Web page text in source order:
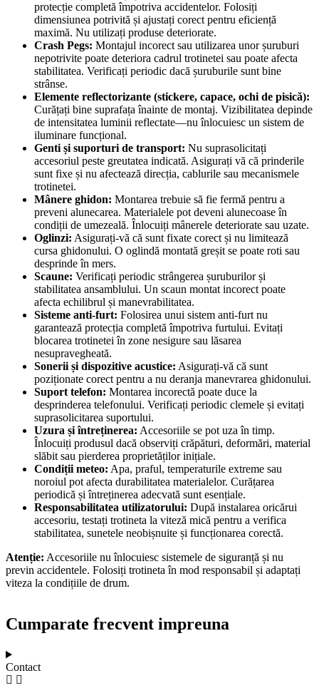
protecție completă împotriva accidentelor. Folosiți
dimensiunea potrivită și ajustați corect pentru eficiență
maximă. Nu utilizați produse deteriorate.
Crash Pegs: Montajul incorect sau utilizarea unor șuruburi
nepotrivite poate deteriora cadrul trotinetei sau poate afecta
stabilitatea. Verificați periodic dacă șuruburile sunt bine
strânse.
Elemente reflectorizante (stickere, capace, ochi de pisică):
Curățați bine suprafața înainte de montaj. Vizibilitatea depinde
de intensitatea luminii reflectate—nu înlocuiesc un sistem de
iluminare funcțional.
Genti și suporturi de transport: Nu suprasolicitați
accesoriul peste greutatea indicată. Asigurați vă că prinderile
sunt fixe și nu afectează direcția, cablurile sau mecanismele
trotinetei.
Mânere ghidon: Montarea trebuie să fie fermă pentru a
preveni alunecarea. Materialele pot deveni alunecoase în
condiții de umezeală. Înlocuiți mânerele deteriorate sau uzate.
Oglinzi: Asigurați-vă că sunt fixate corect și nu limitează
cursa ghidonului. O oglindă montată greșit se poate roti sau
desprinde în mers.
Scaune: Verificați periodic strângerea șuruburilor și
stabilitatea ansamblului. Un scaun montat incorect poate
afecta echilibrul și manevrabilitatea.
Sisteme anti-furt: Folosirea unui sistem anti-furt nu
garantează protecția completă împotriva furtului. Evitați
blocarea trotinetei în zone nesigure sau lăsarea
nesupravegheată.
Sonerii și dispozitive acustice: Asigurați-vă că sunt
poziționate corect pentru a nu deranja manevrarea ghidonului.
Suport telefon: Montarea incorectă poate duce la
desprinderea telefonului. Verificați periodic clemele și evitați
suprasolicitarea suportului.
Uzura și întreținerea: Accesoriile se pot uza în timp.
Înlocuiți produsul dacă observiți crăpături, deformări, material
slăbit sau pierderea proprietăților inițiale.
Condiții meteo: Apa, praful, temperaturile extreme sau
noroiul pot afecta durabilitatea materialelor. Curățarea
periodică și întreținerea adecvată sunt esențiale.
Responsabilitatea utilizatorului: După instalarea oricărui
accesoriu, testați trotineta la viteză mică pentru a verifica
stabilitatea, sunetele neobișnuite și funcționarea corectă.
Atenție: Accesoriile nu înlocuiesc sistemele de siguranță și nu
previn accidentele. Folosiți trotineta în mod responsabil și adaptați
viteza la condițiile de drum.
Cumparate frecvent impreuna
Contact